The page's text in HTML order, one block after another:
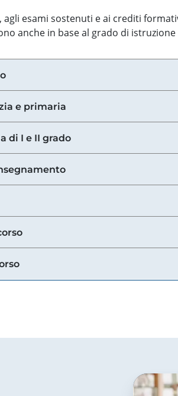
esami sostenuti e ai crediti
anche in base al grado di
e primaria
di I e II grado